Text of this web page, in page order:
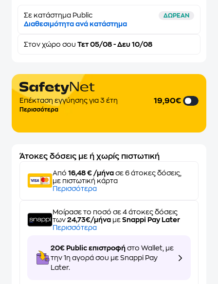
Σε κατάστημα Public ΔΩΡΕΑΝ
Διαθεσιμότητα ανά κατάστημα
Στον χώρο σου Τετ 05/08 - Δευ 10/08
Επέκταση εγγύησης για 3 έτη
Περισσότερα
19,90€
Άτοκες δόσεις με ή χωρίς πιστωτική
Από 16,48 € /μήνα σε 6 άτοκες δόσεις,
με πιστωτική κάρτα
Περισσότερα
Μοίρασε το ποσό σε 4 άτοκες δόσεις
των 24,73€/μήνα με Snappi Pay Later
Περισσότερα
20€ Public επιστροφή στο Wallet, με
την 1η αγορά σου με Snappi Pay
Later.